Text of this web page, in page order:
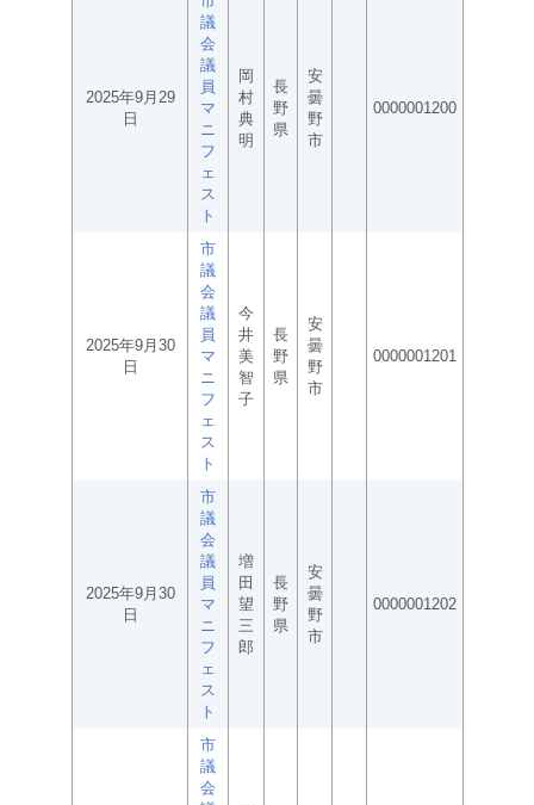
2025年9月29
日
議
会
議
員
マ
ニ
フ
ェ
ス
ト
岡
村
典
明
長
野
県
安
曇
野
市
0000001200
2025年9月30
日
市
議
会
議
員
マ
ニ
フ
ェ
ス
ト
今
井
美
智
子
長
野
県
安
曇
野
市
0000001201
2025年9月30
日
市
議
会
議
員
マ
ニ
フ
ェ
ス
ト
増
田
望
三
郎
長
野
県
安
曇
野
市
0000001202
市
議
会